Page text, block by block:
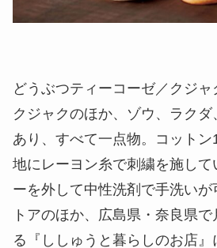
どうぶつティーコーゼ／クジャ
クジャクのほか、ゾウ、ラク
あり、すべて一点物。コット
地にレーヨン糸で刺繍を施し
ーを外して中性洗剤で手洗いが
トアのほか、広島県・奈良県
る『ししゅうと暮らしのお店』